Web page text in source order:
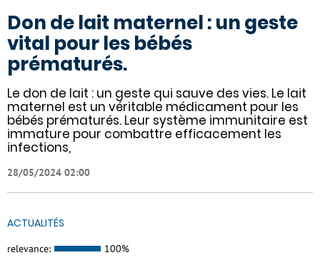
Don de lait maternel : un geste
vital pour les bébés
prématurés.
Le don de lait : un geste qui sauve des vies. Le lait
maternel est un véritable médicament pour les
bébés prématurés. Leur système immunitaire est
immature pour combattre efficacement les
infections,
28/05/2024 02:00
ACTUALITÉS
relevance: 100%